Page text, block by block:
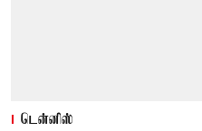
டென்னிஸ்